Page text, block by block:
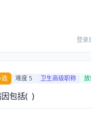
登录
选 难度5 卫生高级职称
包括(  )